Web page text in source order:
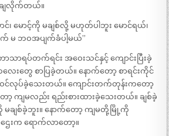
ချလိုက်တယ်။
င်၊ မောင့်ကို မချစ်လို့ မဟုတ်ပါဘူး မောင်ရယ်၊
မ ဘဝအပျက်ခံပါ့မယ်”
ာသာရပ်တက်ရင်း အဝေးသင်နှင့် ကျောင်းပြီးခဲ့
လေးတွေ စာပြခဲ့တယ်။ နောက်တော့ စာရင်းကိုင်
င်လုပ်ခဲ့သေးတယ်။ ကျောင်းတက်တုန်းကတော့
ော့ ကျမလည်း ရည်းစားထားခဲ့သေးတယ်။ ချစ်ခဲ့
ချစ်ခဲ့ဘူး။ နောက်တော့ ကျမတို့မြို့ကို
းက ရောက်လာတော့။